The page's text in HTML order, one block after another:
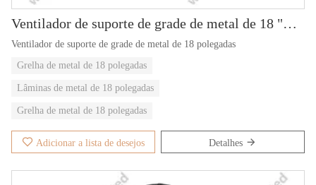
Ventilador de suporte de grade de metal de 18 "GWFS-86
Ventilador de suporte de grade de metal de 18 polegadas
Grelha de metal de 18 polegadas
Lâminas de metal de 18 polegadas
Grelha de metal de 18 polegadas
Adicionar a lista de desejos Detalhes